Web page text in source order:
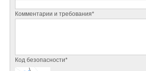
Комментарии и требования*
Код безопасности*